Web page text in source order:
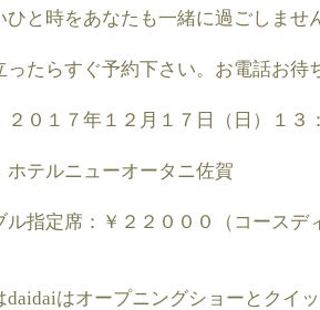
ひと時をあなたも一緒に過ごしませ
ったらすぐ予約下さい。お電話お待
２０１７年１２月１７日（日）１３
ホテルニューオータニ佐賀
ル指定席：￥２２０００（コースデ
daidaiはオープニングショーとクイ